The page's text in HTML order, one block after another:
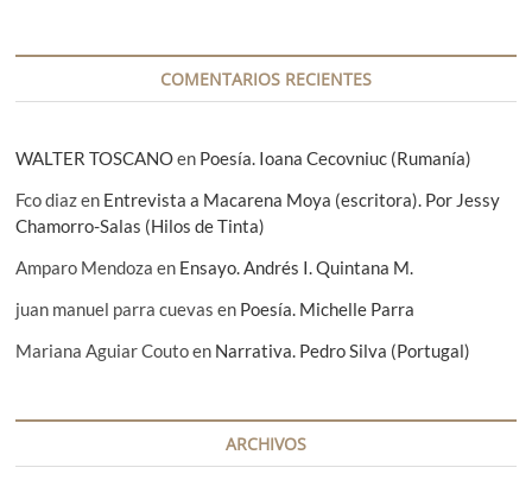
d
COMENTARIOS RECIENTES
WALTER TOSCANOen Poesía. Ioana Cecovniuc (Rumanía)
Fco diazen Entrevista a Macarena Moya (escritora). Por Jessy
Chamorro-Salas (Hilos de Tinta)
Amparo Mendoza en Ensayo. Andrés I. Quintana M.
juan manuel parra cuevas en Poesía. Michelle Parra
Mariana Aguiar Coutoen Narrativa. Pedro Silva (Portugal)
ARCHIVOS